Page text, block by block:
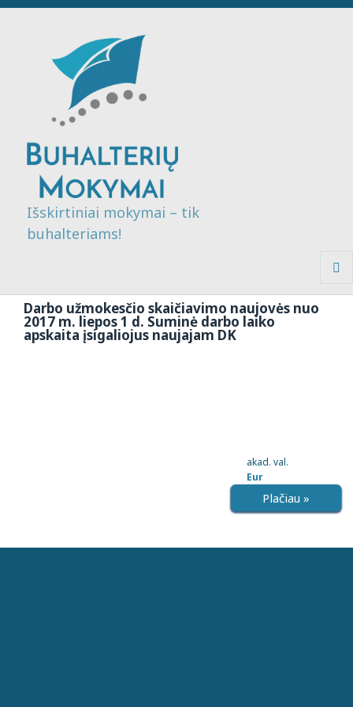
Išskirtiniai mokymai – tik
buhalteriams!
Darbo užmokesčio skaičiavimo naujovės nuo
2017 m. liepos 1 d. Suminė darbo laiko
apskaita įsigaliojus naujajam DK
akad. val.
Eur
Plačiau »